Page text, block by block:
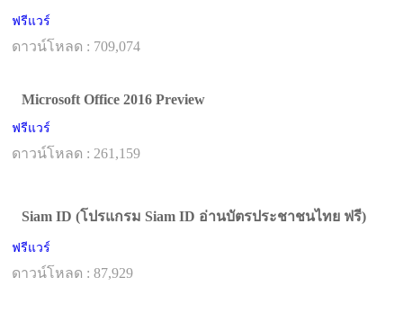
ฟรีแวร์
ดาวน์โหลด : 709,074
Microsoft Office 2016 Preview
ฟรีแวร์
ดาวน์โหลด : 261,159
Siam ID (โปรแกรม Siam ID อ่านบัตรประชาชนไทย ฟรี)
ฟรีแวร์
ดาวน์โหลด : 87,929